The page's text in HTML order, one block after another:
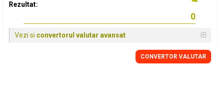
Rezultat:
Vezi si convertorul valutar avansat
CONVERTOR VALUTAR